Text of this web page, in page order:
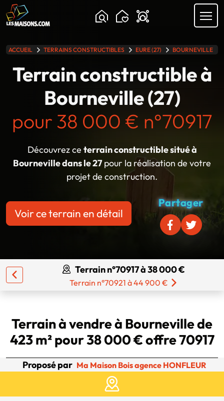
Chargement...
ACCUEIL TERRAINS CONSTRUCTIBLES EURE (27) BOURNEVILLE
Terrain constructible à
Bourneville (27)
pour 38 000 € n°70917
Découvrez ce terrain constructible situé à
Bourneville dans le 27pour la réalisation de votre
projet de construction.
Voir ce terrain en détail
Partager
Terrain n°70917 à 38 000 €
Terrain n°70921 à 44 900 €
Terrain à vendre à Bourneville de
423 m² pour 38 000 € offre 70917
Proposé par Ma Maison Bois agence HONFLEUR